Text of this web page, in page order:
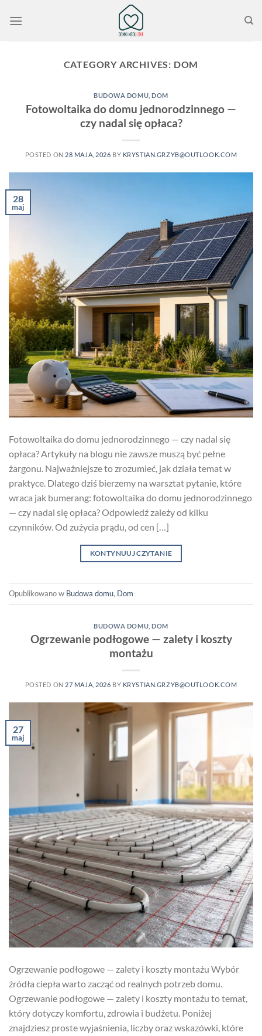
CATEGORY ARCHIVES: DOM
BUDOWA DOMU ,DOM
Fotowoltaika do domu jednorodzinnego —
czy nadal się opłaca?
POSTED ON 28 MAJA, 2026 BY KRYSTIAN.GRZYB@OUTLOOK.COM
28
maj
Fotowoltaika do domu jednorodzinnego — czy nadal się
opłaca? Artykuły na blogu nie zawsze muszą być pełne
żargonu. Najważniejsze to zrozumieć, jak działa temat w
praktyce. Dlatego dziś bierzemy na warsztat pytanie, które
wraca jak bumerang: fotowoltaika do domu jednorodzinnego
— czy nadal się opłaca? Odpowiedź zależy od kilku
czynników. Od zużycia prądu, od cen […]
KONTYNUUJ CZYTANIE
Opublikowano w Budowa domu, Dom
BUDOWA DOMU ,DOM
Ogrzewanie podłogowe — zalety i koszty
montażu
POSTED ON 27 MAJA, 2026 BY KRYSTIAN.GRZYB@OUTLOOK.COM
27
maj
Ogrzewanie podłogowe — zalety i koszty montażu Wybór
źródła ciepła warto zacząć od realnych potrzeb domu.
Ogrzewanie podłogowe — zalety i koszty montażu to temat,
który dotyczy komfortu, zdrowia i budżetu. Poniżej
znajdziesz proste wyjaśnienia, liczby oraz wskazówki, które